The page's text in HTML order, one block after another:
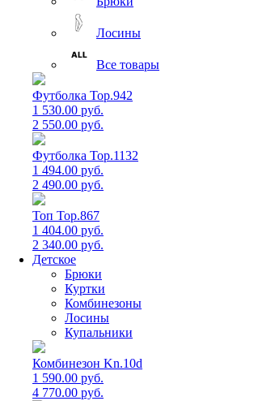
Лосины
Все товары
Футболка Top.942
1 530.00 руб.
2 550.00 руб.
Футболка Top.1132
1 494.00 руб.
2 490.00 руб.
Топ Top.867
1 404.00 руб.
2 340.00 руб.
Детское
Брюки
Куртки
Комбинезоны
Лосины
Купальники
Комбинезон Kn.10d
1 590.00 руб.
4 770.00 руб.